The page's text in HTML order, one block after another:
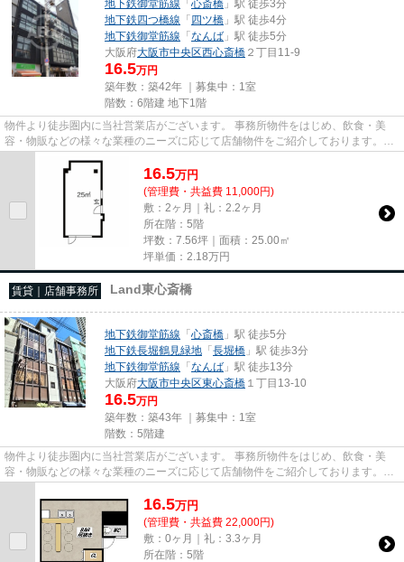
地下鉄御堂筋線 「 心斎橋 」駅 徒歩3分
地下鉄四つ橋線 「四ツ橋 」駅 徒歩4分
地下鉄御堂筋線 「なんば 」駅 徒歩5分
大阪府大阪市中央区西心斎橋 ２丁目11-9
16.5万円
築年数：築42年 ｜募集中： 1室
階数：6階建 地下1階
物件より徒歩圏内に当社営業店がございます。 事務所物件をはじめ、飲食・美
容・物販などの様々な業種のニーズに応じて店舗物件をご紹介しております。
尚、弊社ではおとり広告は一切...
16.5万円
(管理費・共益費 11,000円)
敷：2ヶ月｜礼：2.2ヶ月
所在階：5階
坪数：7.56坪｜面積：25.00㎡
坪単価： 2.18万円
賃貸｜店舗事務所 Land東心斎橋
地下鉄御堂筋線 「心斎橋 」駅 徒歩5分
地下鉄長堀鶴見緑地 「長堀橋 」駅 徒歩3分
地下鉄御堂筋線 「なんば 」駅 徒歩13分
大阪府大阪市中央区東心斎橋 １丁目13-10
16.5万円
築年数：築43年 ｜募集中： 1室
階数：5階建
物件より徒歩圏内に当社営業店がございます。 事務所物件をはじめ、飲食・美
容・物販などの様々な業種のニーズに応じて店舗物件をご紹介しております。
尚、弊社ではおとり広告は一切...
16.5万円
(管理費・共益費 22,000円)
敷：0ヶ月｜礼：3.3ヶ月
所在階：5階